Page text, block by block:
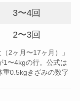
3〜4回
2〜3回
2ヶ月〜17ヶ月）」
1〜4kgの行。公式は
重0.5kgきざみの数字